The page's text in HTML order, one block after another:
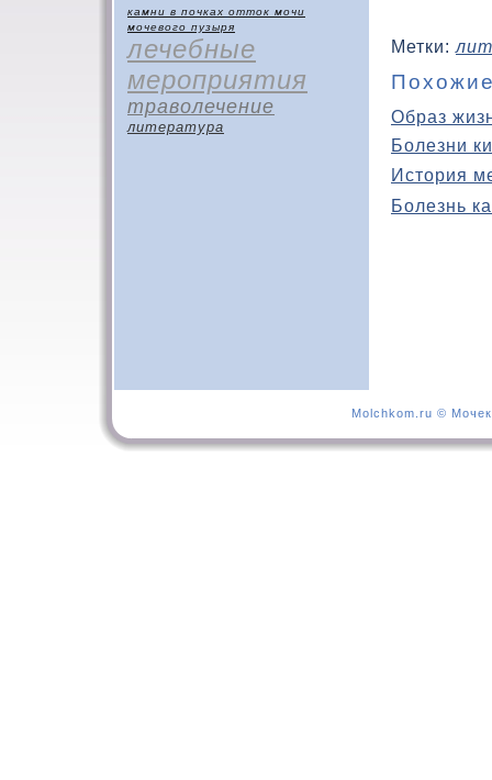
камни в почках отток мочи
мочевого пузыря
лечебные
мероприятия
траволечение
литература
Метки:
Образ
Болезни
История
Болезнь
Molchkom.ru ©